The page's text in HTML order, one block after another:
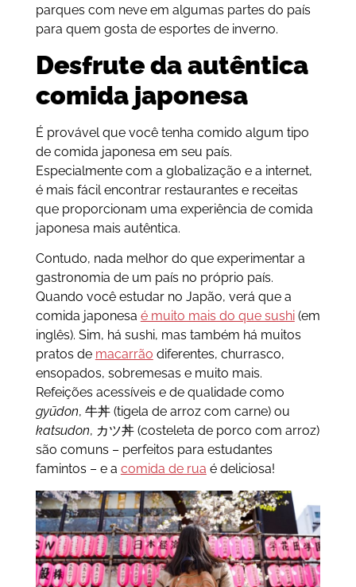
parques com neve em algumas partes do país
para quem gosta de esportes de inverno.
Desfrute da autêntica
comida japonesa
É provável que você tenha comido algum tipo
de comida japonesa em seu país.
Especialmente com a globalização e a internet,
é mais fácil encontrar restaurantes e receitas
que proporcionam uma experiência de comida
japonesa mais autêntica.
Contudo, nada melhor do que experimentar a
gastronomia de um país no próprio país.
Quando você estudar no Japão, verá que a
comida japonesa é muito mais do que sushi(em
inglês). Sim, há sushi, mas também há muitos
pratos de macarrão diferentes, churrasco,
ensopados, sobremesas e muito mais.
Refeições acessíveis e de qualidade como
gyūdon, 牛丼(tigela de arroz com carne) ou
katsudon, カツ丼 (costeleta de porco com arroz)
são comuns – perfeitos para estudantes
famintos – e a comida de rua é deliciosa!